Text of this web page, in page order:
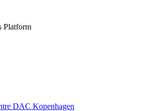
Platform
DAC Kopenhagen